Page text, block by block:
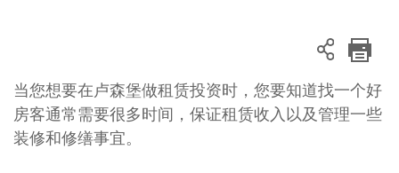
当您想要在卢森堡做租赁投资时，您要知道找一个好
房客通常需要很多时间，保证租赁收入以及管理一些
装修和修缮事宜。